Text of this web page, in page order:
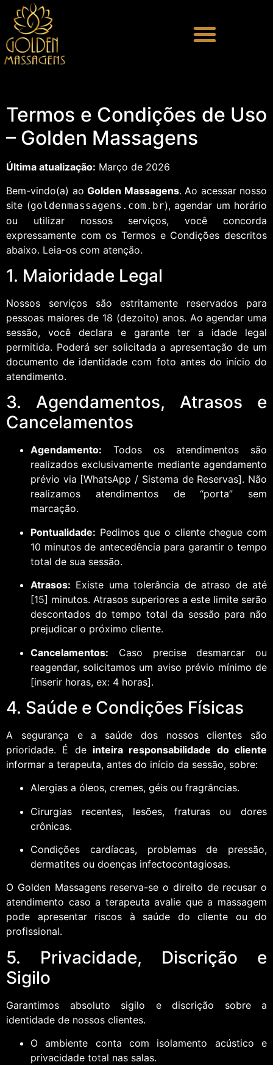
Termos e Condições de Uso
– Golden Massagens
Última atualização: Março de 2026
Bem-vindo(a) ao Golden Massagens. Ao acessar nosso
site (goldenmassagens.com.br), agendar um horário
ou utilizar nossos serviços, você concorda
expressamente com os Termos e Condições descritos
abaixo. Leia-os com atenção.
1. Maioridade Legal
Nossos serviços são estritamente reservados para
pessoas maiores de 18 (dezoito) anos. Ao agendar uma
sessão, você declara e garante ter a idade legal
permitida. Poderá ser solicitada a apresentação de um
documento de identidade com foto antes do início do
atendimento.
3. Agendamentos, Atrasos e
Cancelamentos
Agendamento: Todos os atendimentos são
realizados exclusivamente mediante agendamento
prévio via [WhatsApp / Sistema de Reservas]. Não
realizamos atendimentos de “porta” sem
marcação.
Pontualidade: Pedimos que o cliente chegue com
10 minutos de antecedência para garantir o tempo
total de sua sessão.
Atrasos: Existe uma tolerância de atraso de até
[15] minutos. Atrasos superiores a este limite serão
descontados do tempo total da sessão para não
prejudicar o próximo cliente.
Cancelamentos: Caso precise desmarcar ou
reagendar, solicitamos um aviso prévio mínimo de
[inserir horas, ex: 4 horas].
4. Saúde e Condições Físicas
A segurança e a saúde dos nossos clientes são
prioridade. É de inteira responsabilidade do cliente
informar a terapeuta, antes do início da sessão, sobre:
Alergias a óleos, cremes, géis ou fragrâncias.
Cirurgias recentes, lesões, fraturas ou dores
crônicas.
Condições cardíacas, problemas de pressão,
dermatites ou doenças infectocontagiosas.
O Golden Massagens reserva-se o direito de recusar o
atendimento caso a terapeuta avalie que a massagem
pode apresentar riscos à saúde do cliente ou do
profissional.
5. Privacidade, Discrição e
Sigilo
Garantimos absoluto sigilo e discrição sobre a
identidade de nossos clientes.
O ambiente conta com isolamento acústico e
privacidade total nas salas.